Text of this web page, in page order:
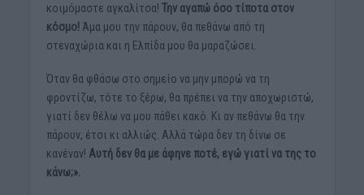
κοιμόμαστε αγκαλίτσα! Την αγαπώ όσο τίποτα στον
κόσμο!Άμα μου την πάρουν, θα πεθάνω από τη
στεναχώρια και η Ελπίδα μου θα μαραζώσει.
Όταν θα φθάσω στο σημείο να μην μπορώ να τη
φροντίζω, τότε το ξέρω, θα πρέπει να την αποχωριστώ,
γιατί δεν θέλω να μου πάθει κακό. Κι αν πεθάνω θα την
πάρουν, έτσι κι αλλιώς. Αλλά τώρα δεν τη δίνω σε
κανέναν! Αυτή δεν θα με άφηνε ποτέ, εγώ γιατί να της το
κάνω;».